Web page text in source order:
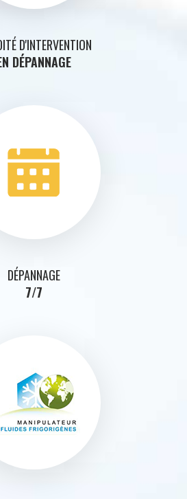
D'INTERVENTION
DÉPANNAGE
DÉPANNAGE
7/7